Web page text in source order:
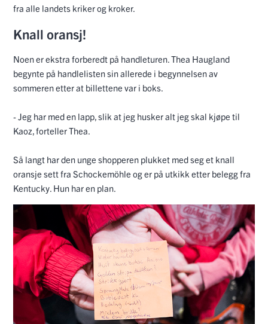
fra alle landets kriker og kroker.
Knall oransj!
Noen er ekstra forberedt på handleturen. Thea Haugland
begynte på handlelisten sin allerede i begynnelsen av
sommeren etter at billettene var i boks.
- Jeg har med en lapp, slik at jeg husker alt jeg skal kjøpe til
Kaoz, forteller Thea.
Så langt har den unge shopperen plukket med seg et knall
oransje sett fra Schockemöhle og er på utkikk etter belegg fra
Kentucky. Hun har en plan.